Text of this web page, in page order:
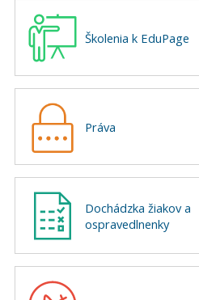
Školenia k EduPage
Práva
Dochádzka žiakov a
ospravedlnenky